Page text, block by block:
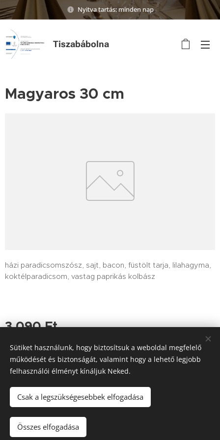
Nyitva tartás: minden nap
Tiszabábolna
Magyaros 30 cm
házi paradicsomszósz, sajt, bacon, füstölt tarja, lilahagyma,
koktélparadicsom, vastag paprikás kolbász
3 090Ft
Tutajos Vendéglő / A Tutajos házhoz viszi a minőséget
Információk
Sütik
Sütiket használunk, hogy biztosítsuk a weboldal megfelelő
működését és biztonságát, valamint hogy a lehető legjobb
felhasználói élményt kínáljuk Neked.
Csak a legszükségesebbek elfogadása
Összes elfogadása